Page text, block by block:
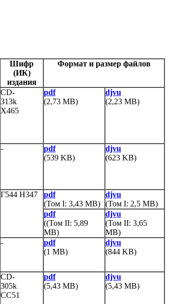
Шифр
(ИК)
издания
Формат и размер файлов
CD-
313k
Х465
pdf
(2,73 MB)
djvu
(2,23 MB)
-
pdf
(539 KB)
djvu
(623 KB)
Г544 Н347
pdf
(Том I: 3,43 MB)
djvu
(Том I: 2,5 MB)
pdf
((Том II: 5,89
MB)
djvu
(Том II: 3,65
MB)
-
pdf
(1 MB)
djvu
(844 KB)
CD-
305k
СC51
pdf
(5,43 MB)
djvu
(5,43 MB)